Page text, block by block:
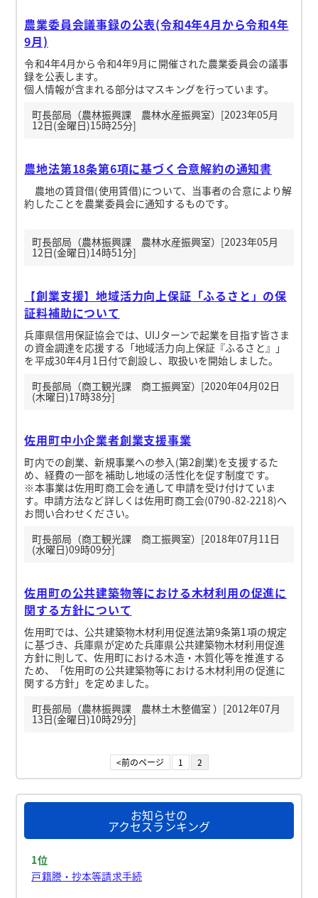
農業委員会議事録の公表(令和4年4月から令和4年
9月)
令和4年4月から令和4年9月に開催された農業委員会の議事
録を公表します。
個人情報が含まれる部分はマスキングを行っています。
町長部局（農林振興課 農林水産振興室）[2023年05月
12日(金曜日)15時25分]
農地法第18条第6項に基づく合意解約の通知書
農地の賃貸借(使用賃借)について、当事者の合意により解
約したことを農業委員会に通知するものです。
町長部局（農林振興課 農林水産振興室）[2023年05月
12日(金曜日)14時51分]
【創業支援】地域活力向上保証「ふるさと」の保
証料補助について
兵庫県信用保証協会では、UIJターンで起業を目指す皆さま
の資金調達を応援する「地域活力向上保証『ふるさと』」
を平成30年4月1日付で創設し、取扱いを開始しました。
町長部局（商工観光課 商工振興室）[2020年04月02日
(木曜日)17時38分]
佐用町中小企業者創業支援事業
町内での創業、新規事業への参入(第2創業)を支援するた
め、経費の一部を補助し地域の活性化を促す制度です。
※本事業は佐用町商工会を通して申請を受け付けていま
す。申請方法など詳しくは佐用町商工会(0790-82-2218)へ
お問い合わせください。
町長部局（商工観光課 商工振興室）[2018年07月11日
(水曜日)09時09分]
佐用町の公共建築物等における木材利用の促進に
関する方針について
佐用町では、公共建築物木材利用促進法第9条第1項の規定
に基づき、兵庫県が定めた兵庫県公共建築物木材利用促進
方針に則して、佐用町における木造・木質化等を推進する
ため、「佐用町の公共建築物等における木材利用の促進に
関する方針」を定めました。
町長部局（農林振興課 農林土木整備室 ）[2012年07月
13日(金曜日)10時29分]
<前のページ 1 2
お知らせの
アクセスランキング
1位
戸籍謄・抄本等請求手続